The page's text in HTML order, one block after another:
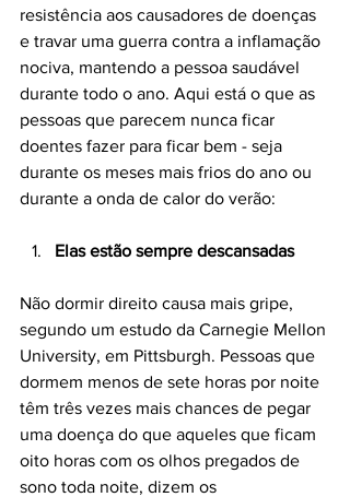
resistência aos causadores de doenças
e travar uma guerra contra a inflamação
nociva, mantendo a pessoa saudável
durante todo o ano. Aqui está o que as
pessoas que parecem nunca ficar
doentes fazer para ficar bem - seja
durante os meses mais frios do ano ou
Elas estão sempre descansadas
Não dormir direito causa mais gripe,
segundo um estudo da Carnegie Mellon
University, em Pittsburgh. Pessoas que
dormem menos de sete horas por noite
têm três vezes mais chances de pegar
uma doença do que aqueles que ficam
oito horas com os olhos pregados de
sono toda noite, dizem os